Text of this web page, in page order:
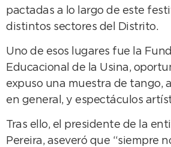
pactadas a lo largo de este
distintos sectores del Distrito.
Uno de esos lugares fue la
Educacional de la Usina,
expuso una muestra de tango,
en general, y espectáculos
Tras ello, el presidente de la
Pereira, aseveró que “siempre